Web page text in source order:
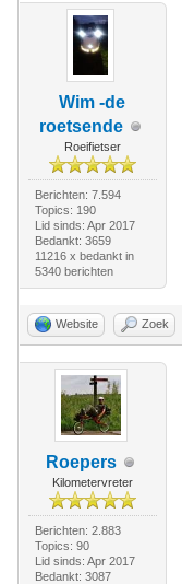
Wim -de
roetsende
Roeifietser
Berichten: 7.594
Topics: 190
Lid sinds: Apr 2017
Bedankt: 3659
11216 x bedankt in
5340 berichten
Website Zoek
Roepers
Kilometervreter
Berichten: 2.883
Topics: 90
Lid sinds: Apr 2017
Bedankt: 3087